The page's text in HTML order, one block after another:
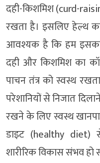
दही-किशमिश (curd-
रखता है। इसलिए हेल्थ
आवश्यक है कि हम
दही और किशमिश का
पाचन तंत्र को स्वस्थ
परेशानियों से निजात
रखने के लिए स्वस्थ
डाइट (healthy diet)
शारीरिक विकास संभव हो